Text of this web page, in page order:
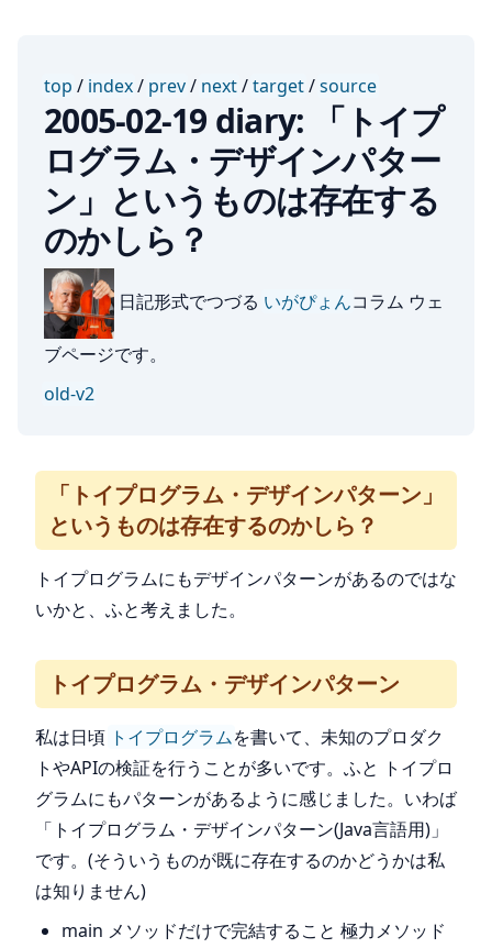
top / index/ prev/ next/target/source
2005-02-19 diary: 「トイプ
ログラム・デザインパター
ン」というものは存在する
のかしら？
日記形式でつづる いがぴょんコラム ウェ
ブページです。
old-v2
「トイプログラム・デザインパターン」
というものは存在するのかしら？
トイプログラムにもデザインパターンがあるのではな
いかと、ふと考えました。
トイプログラム・デザインパターン
私は日頃 トイプログラムを書いて、未知のプロダク
トやAPIの検証を行うことが多いです。ふと トイプロ
グラムにもパターンがあるように感じました。いわば
「トイプログラム・デザインパターン(Java言語用)」
です。(そういうものが既に存在するのかどうかは私
は知りません)
main メソッドだけで完結すること 極力メソッド